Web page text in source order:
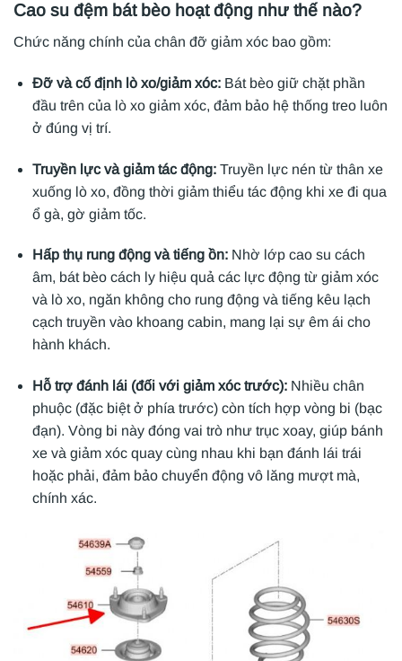
Cao su đệm bát bèo hoạt động như thế nào?
Chức năng chính của chân đỡ giảm xóc bao gồm:
Đỡ và cố định lò xo/giảm xóc: Bát bèo giữ chặt phần
đầu trên của lò xo giảm xóc, đảm bảo hệ thống treo luôn
ở đúng vị trí.
Truyền lực và giảm tác động: Truyền lực nén từ thân xe
xuống lò xo, đồng thời giảm thiểu tác động khi xe đi qua
ổ gà, gờ giảm tốc.
Hấp thụ rung động và tiếng ồn: Nhờ lớp cao su cách
âm, bát bèo cách ly hiệu quả các lực động từ giảm xóc
và lò xo, ngăn không cho rung động và tiếng kêu lạch
cạch truyền vào khoang cabin, mang lại sự êm ái cho
hành khách.
Hỗ trợ đánh lái (đối với giảm xóc trước): Nhiều chân
phuộc (đặc biệt ở phía trước) còn tích hợp vòng bi (bạc
đạn). Vòng bi này đóng vai trò như trục xoay, giúp bánh
xe và giảm xóc quay cùng nhau khi bạn đánh lái trái
hoặc phải, đảm bảo chuyển động vô lăng mượt mà,
chính xác.